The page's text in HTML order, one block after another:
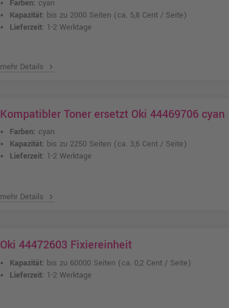
Farben: cyan
Kapazität: bis zu 2000 Seiten (ca. 5,8 Cent / Seite)
Lieferzeit: 1-2 Werktage
mehr Details chevron_right
Kompatibler Toner ersetzt Oki 44469706 cyan
Farben: cyan
Kapazität: bis zu 2250 Seiten (ca. 3,6 Cent / Seite)
Lieferzeit: 1-2 Werktage
mehr Details chevron_right
Oki 44472603 Fixiereinheit
Kapazität: bis zu 60000 Seiten (ca. 0,2 Cent / Seite)
Lieferzeit: 1-2 Werktage